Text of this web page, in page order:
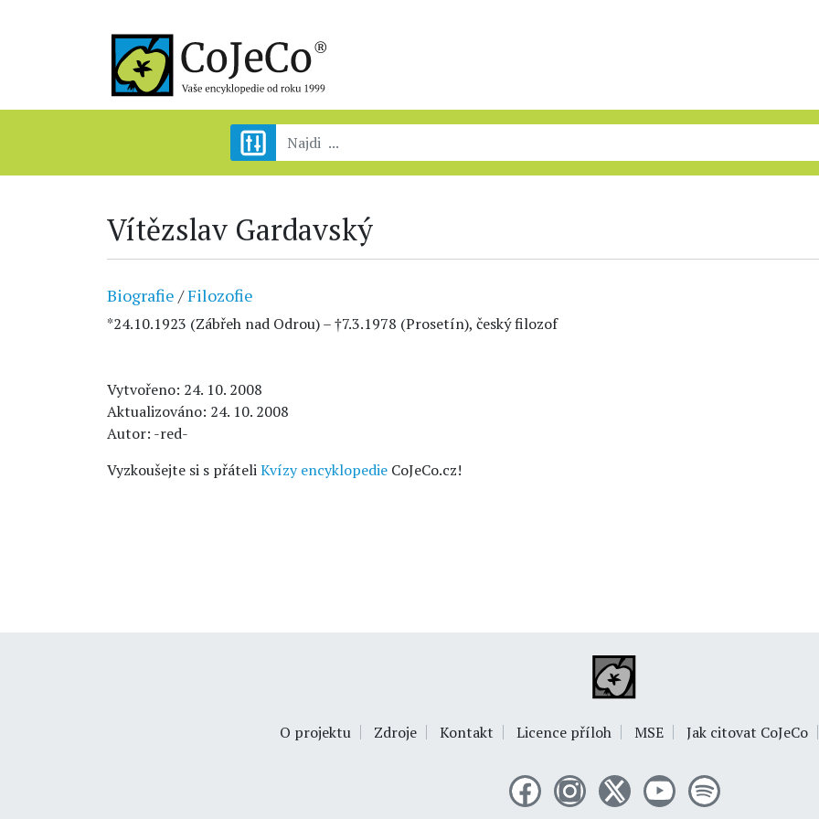
Vítězslav Gardavský
Biografie /Filozofie
*24.10.1923 (Zábřeh nad Odrou) – †7.3.1978 (Prosetín), český filozof
Vytvořeno: 24. 10. 2008
Aktualizováno: 24. 10. 2008
Autor: -red-
Vyzkoušejte si s přáteliKvízy encyklopedie CoJeCo.cz!
O projektu Zdroje Kontakt Licence příloh MSE Jak citovat CoJeCo